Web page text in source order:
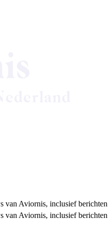
van Aviornis, inclusief
van Aviornis, inclusief